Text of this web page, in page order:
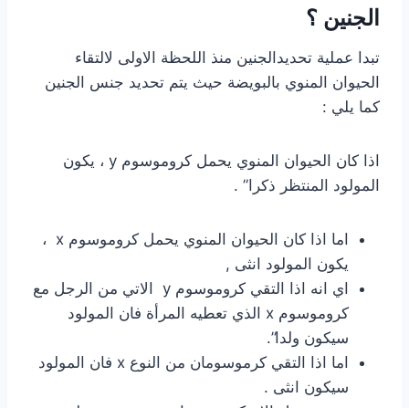
الجنين ؟
تبدا عملية تحديدالجنين منذ اللحظة الاولى لالتقاء
الحيوان المنوي بالبويضة حيث يتم تحديد جنس الجنين
كما يلي :
اذا كان الحيوان المنوي يحمل كروموسوم y ، يكون
المولود المنتظر ذكرا” .
اما اذا كان الحيوان المنوي يحمل كروموسوم x ،
يكون المولود انثى ,
اي انه اذا التقي كروموسوم y الاتي من الرجل مع
كروموسوم x الذي تعطيه المرأة فان المولود
سيكون ولدا”.
اما اذا التقي كرموسومان من النوع x فان المولود
سيكون انثى .